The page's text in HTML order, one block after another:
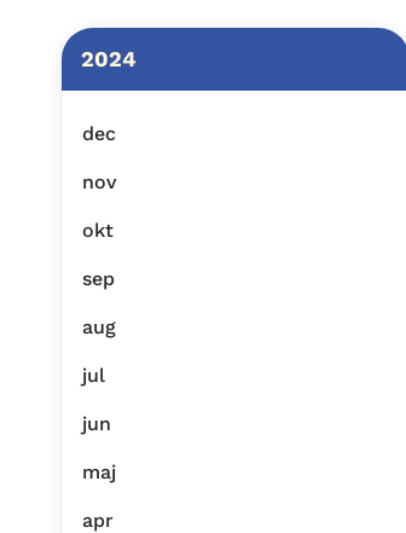
2024
dec
nov
okt
sep
aug
jul
jun
maj
apr